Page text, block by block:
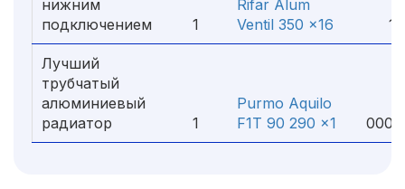
нижним
подключением
1
Rifar Alum
Ventil 350 x16
11
Лучший
трубчатый
алюминиевый
радиатор
1
Purmo Aquilo
F1T 90 290 x1
000